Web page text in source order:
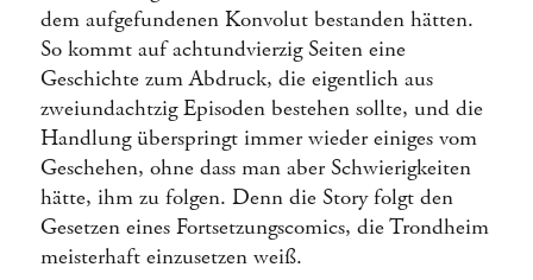
dem aufgefundenen Konvolut bestanden hätten.
So kommt auf achtundvierzig Seiten eine
Geschichte zum Abdruck, die eigentlich aus
zweiundachtzig Episoden bestehen sollte, und die
Handlung überspringt immer wieder einiges vom
Geschehen, ohne dass man aber Schwierigkeiten
hätte, ihm zu folgen. Denn die Story folgt den
Gesetzen eines Fortsetzungscomics, die Trondheim
meisterhaft einzusetzen weiß.